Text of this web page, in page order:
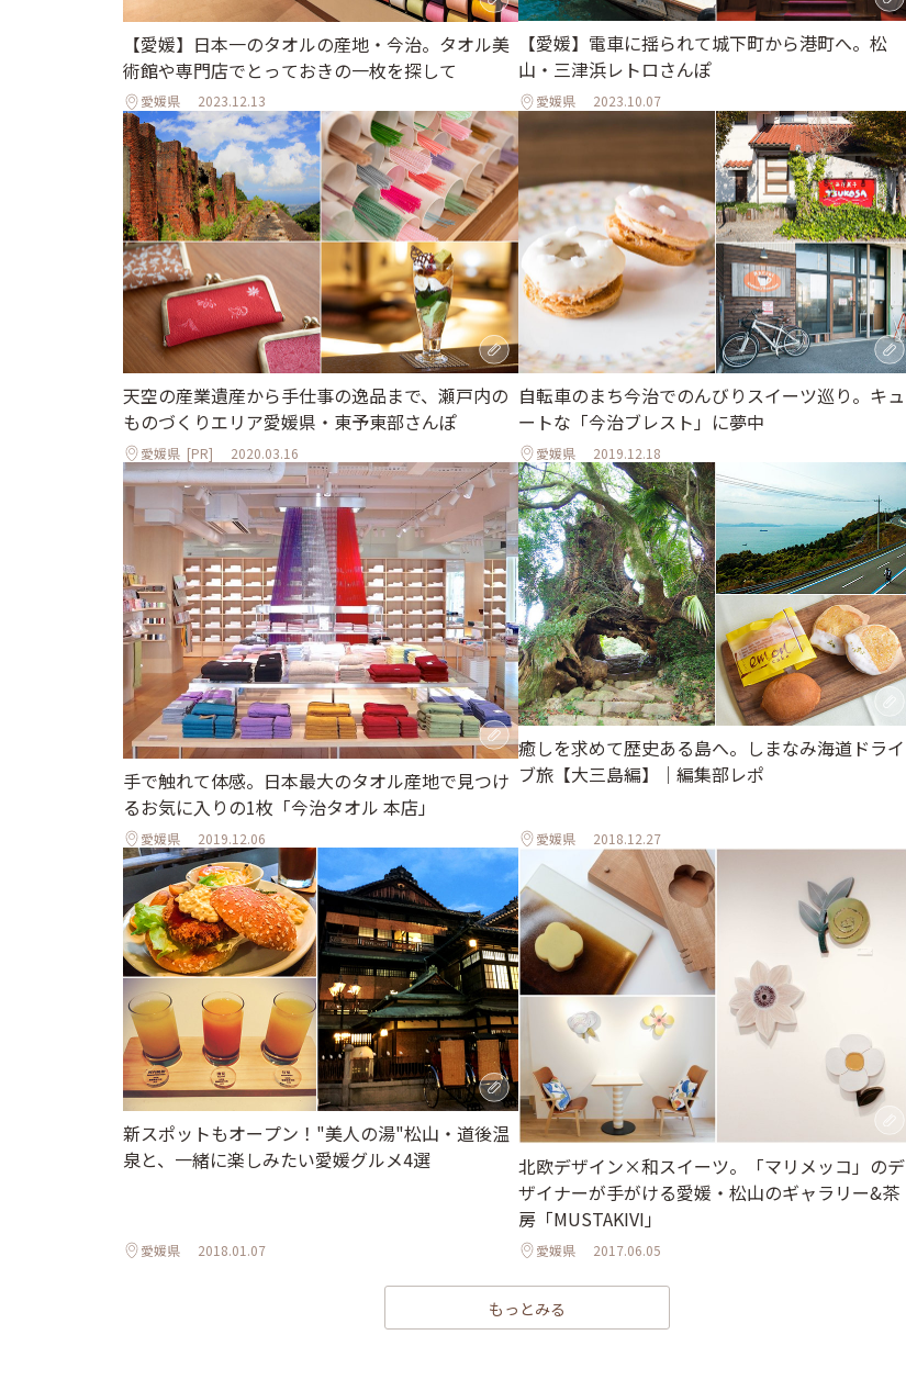
【愛媛】日本一のタオルの産地・今治。タオル美
術館や専門店でとっておきの一枚を探して
愛媛県 2023.12.13
【愛媛】電車に揺られて城下町から港町へ。松
山・三津浜レトロさんぽ
愛媛県 2023.10.07
天空の産業遺産から手仕事の逸品まで、瀬戸内の
ものづくりエリア愛媛県・東予東部さんぽ
愛媛県 [PR] 2020.03.16
自転車のまち今治でのんびりスイーツ巡り。キュ
ートな「今治ブレスト」に夢中
愛媛県 2019.12.18
手で触れて体感。日本最大のタオル産地で見つけ
るお気に入りの1枚「今治タオル 本店」
愛媛県 2019.12.06
癒しを求めて歴史ある島へ。しまなみ海道ドライ
ブ旅【大三島編】｜編集部レポ
愛媛県 2018.12.27
新スポットもオープン！"美人の湯"松山・道後温
泉と、一緒に楽しみたい愛媛グルメ4選
愛媛県 2018.01.07
北欧デザイン×和スイーツ。「マリメッコ」のデ
ザイナーが手がける愛媛・松山のギャラリー&茶
房「MUSTAKIVI」
愛媛県 2017.06.05
もっとみる